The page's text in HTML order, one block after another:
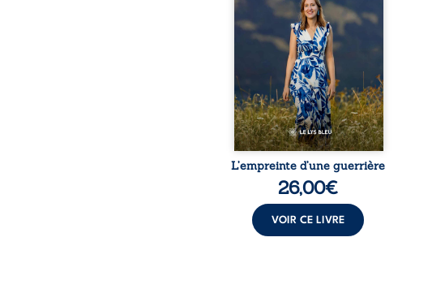
chronique, l’errance médicale
et de longues hospitalisations.
L’auteure y raconte ce que les
dossiers médicaux taisent : la
peur, l’isolement, l’épuisement
et le sentiment de ne pas ...
L’empreinte d’une guerrière
26,00€
VOIR CE LIVRE